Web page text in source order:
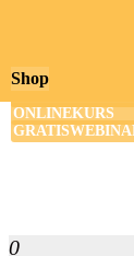
0
Shop